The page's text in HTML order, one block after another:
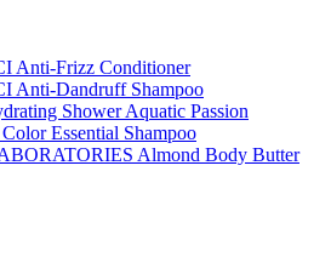
Anti-Frizz Conditioner
Anti-Dandruff Shampoo
Shower Aquatic Passion
Essential Shampoo
Almond Body Butter